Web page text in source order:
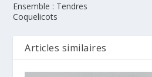
Ensemble : Tendres
Coquelicots
Articles similaires